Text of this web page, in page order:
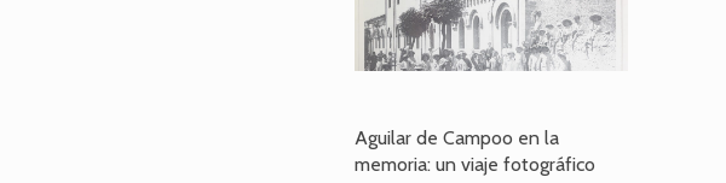
Aguilar de Campoo en la
memoria: un viaje fotográfico